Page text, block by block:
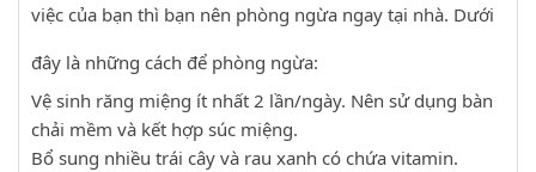
việc của bạn thì bạn nên phòng ngừa ngay tại nhà. Dưới
đây là những cách để phòng ngừa:
Vệ sinh răng miệng ít nhất 2 lần/ngày. Nên sử dụng bàn
chải mềm và kết hợp súc miệng.
Bổ sung nhiều trái cây và rau xanh có chứa vitamin.